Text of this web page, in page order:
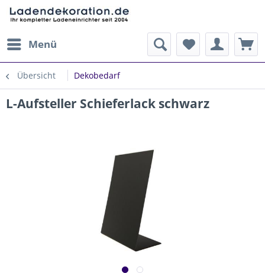
Menü
Übersicht Dekobedarf
L-Aufsteller Schieferlack schwarz